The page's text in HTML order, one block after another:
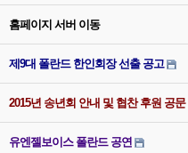
홈페이지 서버 이동
제9대 폴란드 한인회장 선출 공고
2015년 송년회 안내 및 협찬 후원 공문
유엔젤보이스 폴란드 공연